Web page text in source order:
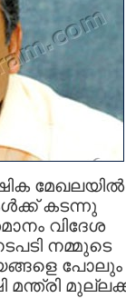
മേഖലയില്‍
കടന്നു
വിദേശ
നമ്മുടെ
പോലും